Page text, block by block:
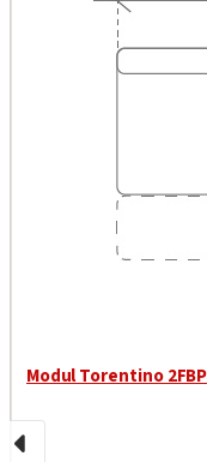
Modul Torentino 2FBP